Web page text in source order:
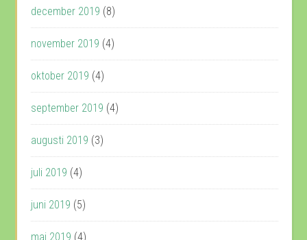
december 2019 (8)
november 2019 (4)
oktober 2019 (4)
september 2019 (4)
augusti 2019 (3)
juli 2019 (4)
juni 2019 (5)
maj 2019 (4)